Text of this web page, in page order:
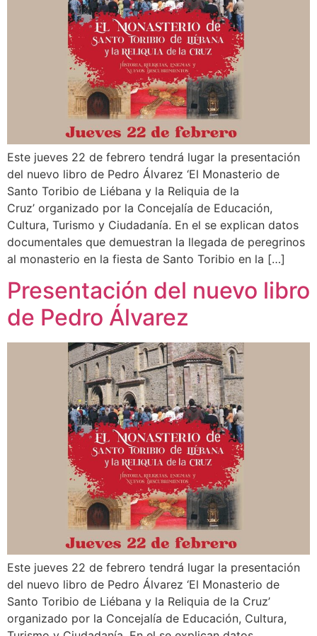
Este jueves 22 de febrero tendrá lugar la presentación
del nuevo libro de Pedro Álvarez ‘El Monasterio de
Santo Toribio de Liébana y la Reliquia de la
Cruz’ organizado por la Concejalía de Educación,
Cultura, Turismo y Ciudadanía. En el se explican datos
documentales que demuestran la llegada de peregrinos
al monasterio en la fiesta de Santo Toribio en la […]
Presentación del nuevo libro
de Pedro Álvarez
Este jueves 22 de febrero tendrá lugar la presentación
del nuevo libro de Pedro Álvarez ‘El Monasterio de
Santo Toribio de Liébana y la Reliquia de la Cruz’
organizado por la Concejalía de Educación, Cultura,